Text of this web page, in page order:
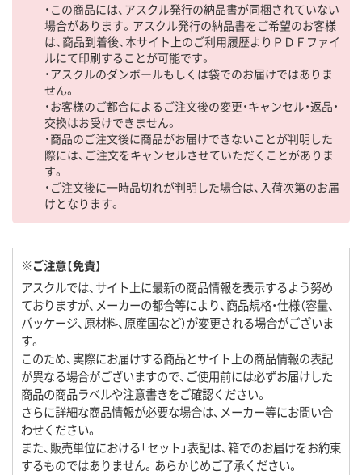
・この商品には、アスクル発行の納品書が同梱されていない
場合があります。アスクル発行の納品書をご希望のお客様
は、商品到着後、本サイト上のご利用履歴よりＰＤＦファイ
ルにて印刷することが可能です。
・アスクルのダンボールもしくは袋でのお届けではありま
せん。
・お客様のご都合によるご注文後の変更・キャンセル・返品・
交換はお受けできません。
・商品のご注文後に商品がお届けできないことが判明した
際には、ご注文をキャンセルさせていただくことがありま
す。
・ご注文後に一時品切れが判明した場合は、入荷次第のお届
けとなります。
※ご注意【免責】
アスクルでは、サイト上に最新の商品情報を表示するよう努め
ておりますが、メーカーの都合等により、商品規格・仕様（容量、
パッケージ、原材料、原産国など）が変更される場合がございま
す。
このため、実際にお届けする商品とサイト上の商品情報の表記
が異なる場合がございますので、ご使用前には必ずお届けした
商品の商品ラベルや注意書きをご確認ください。
さらに詳細な商品情報が必要な場合は、メーカー等にお問い合
わせください。
また、販売単位における「セット」表記は、箱でのお届けをお約束
するものではありません。あらかじめご了承ください。